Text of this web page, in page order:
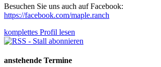
Besuchen Sie uns auch auf Facebook:
https://facebook.com/maple.ranch
komplettes Profil lesen
anstehende Termine